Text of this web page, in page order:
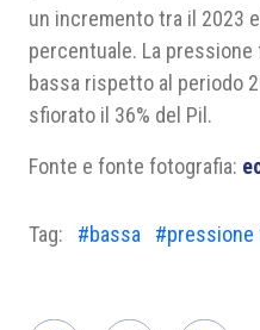
un incremento tra il 2023
percentuale. La
bassa rispetto al periodo
sfiorato il 36% del Pil.
Fonte e fonte fotografia:
Tag: #bassa #pressione